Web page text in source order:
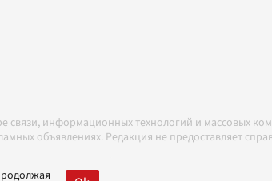
информационных технологий и массовых
объявлениях. Редакция не предоставляет